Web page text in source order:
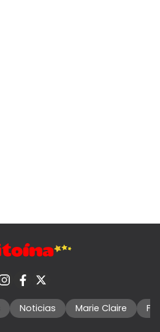
Noticias Marie Claire